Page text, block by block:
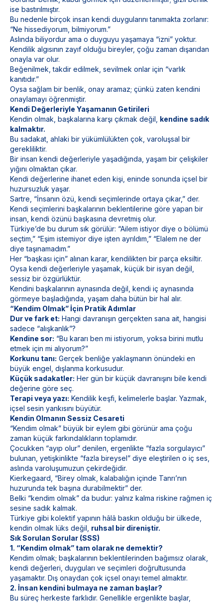
ise bastırılmıştır.
Bu nedenle birçok insan kendi duygularını tanımakta zorlanır:
“Ne hissediyorum, bilmiyorum.”
Aslında biliyordur ama o duyguyu yaşamaya “izni” yoktur.
Kendilik algısının zayıf olduğu bireyler, çoğu zaman dışarıdan
onayla var olur.
Beğenilmek, takdir edilmek, sevilmek onlar için “varlık
kanıtıdır.”
Oysa sağlam bir benlik, onay aramaz; çünkü zaten kendini
onaylamayı öğrenmiştir.
Kendi Değerleriyle Yaşamanın Getirileri
Kendin olmak, başkalarına karşı çıkmak değil, kendine sadık
kalmaktır.
Bu sadakat, ahlaki bir yükümlülükten çok, varoluşsal bir
gerekliliktir.
Bir insan kendi değerleriyle yaşadığında, yaşam bir çelişkiler
yığını olmaktan çıkar.
Kendi değerlerine ihanet eden kişi, eninde sonunda içsel bir
huzursuzluk yaşar.
Sartre, “İnsanın özü, kendi seçimlerinde ortaya çıkar,” der.
Kendi seçimlerini başkalarının beklentilerine göre yapan bir
insan, kendi özünü başkasına devretmiş olur.
Türkiye’de bu durum sık görülür: “Ailem istiyor diye o bölümü
seçtim,” “Eşim istemiyor diye işten ayrıldım,” “Elalem ne der
diye taşınamadım.”
Her “başkası için” alınan karar, kendilikten bir parça eksiltir.
Oysa kendi değerleriyle yaşamak, küçük bir isyan değil,
sessiz bir özgürlüktür.
Kendini başkalarının aynasında değil, kendi iç aynasında
görmeye başladığında, yaşam daha bütün bir hal alır.
“Kendim Olmak” İçin Pratik Adımlar
Dur ve fark et: Hangi davranışın gerçekten sana ait, hangisi
sadece “alışkanlık”?
Kendine sor: “Bu kararı ben mi istiyorum, yoksa birini mutlu
etmek için mi alıyorum?”
Korkunu tanı: Gerçek benliğe yaklaşmanın önündeki en
büyük engel, dışlanma korkusudur.
Küçük sadakatler: Her gün bir küçük davranışını bile kendi
değerine göre seç.
Terapi veya yazı: Kendilik keşfi, kelimelerle başlar. Yazmak,
içsel sesin yankısını büyütür.
Kendin Olmanın Sessiz Cesareti
“Kendim olmak” büyük bir eylem gibi görünür ama çoğu
zaman küçük farkındalıkların toplamıdır.
Çocukken “ayıp olur” denilen, ergenlikte “fazla sorgulayıcı”
bulunan, yetişkinlikte “fazla bireysel” diye eleştirilen o iç ses,
aslında varoluşumuzun çekirdeğidir.
Kierkegaard, “Birey olmak, kalabalığın içinde Tanrı’nın
huzurunda tek başına durabilmektir” der.
Belki “kendim olmak” da budur: yalnız kalma riskine rağmen iç
sesine sadık kalmak.
Türkiye gibi kolektif yapının hâlâ baskın olduğu bir ülkede,
kendin olmak lüks değil, ruhsal bir direniştir.
Sık Sorulan Sorular (SSS)
1. “Kendim olmak” tam olarak ne demektir?
Kendim olmak; başkalarının beklentilerinden bağımsız olarak,
kendi değerleri, duyguları ve seçimleri doğrultusunda
yaşamaktır. Dış onaydan çok içsel onayı temel almaktır.
2. İnsan kendini bulmaya ne zaman başlar?
Bu süreç herkeste farklıdır. Genellikle ergenlikte başlar,